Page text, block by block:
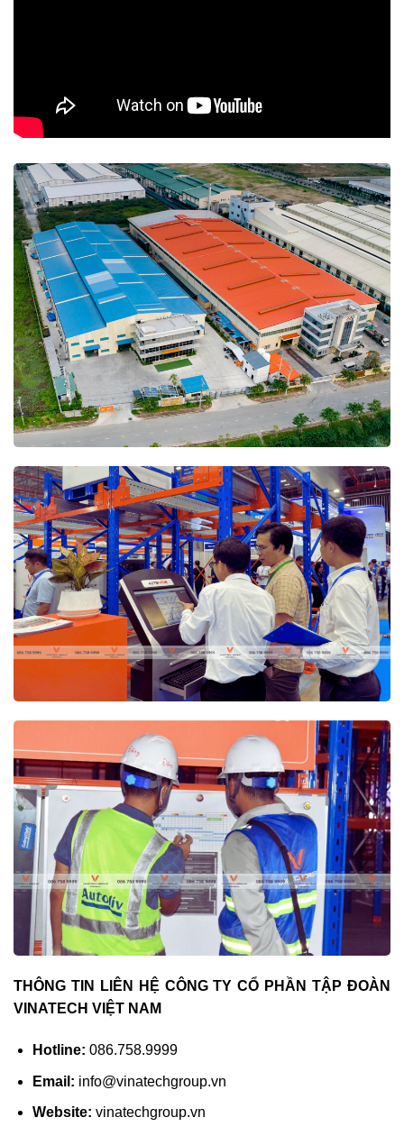
THÔNG TIN LIÊN HỆ CÔNG TY CỔ PHẦN TẬP ĐOÀN
VINATECH VIỆT NAM
Hotline: 086.758.9999
Email: info@vinatechgroup.vn
Website: vinatechgroup.vn